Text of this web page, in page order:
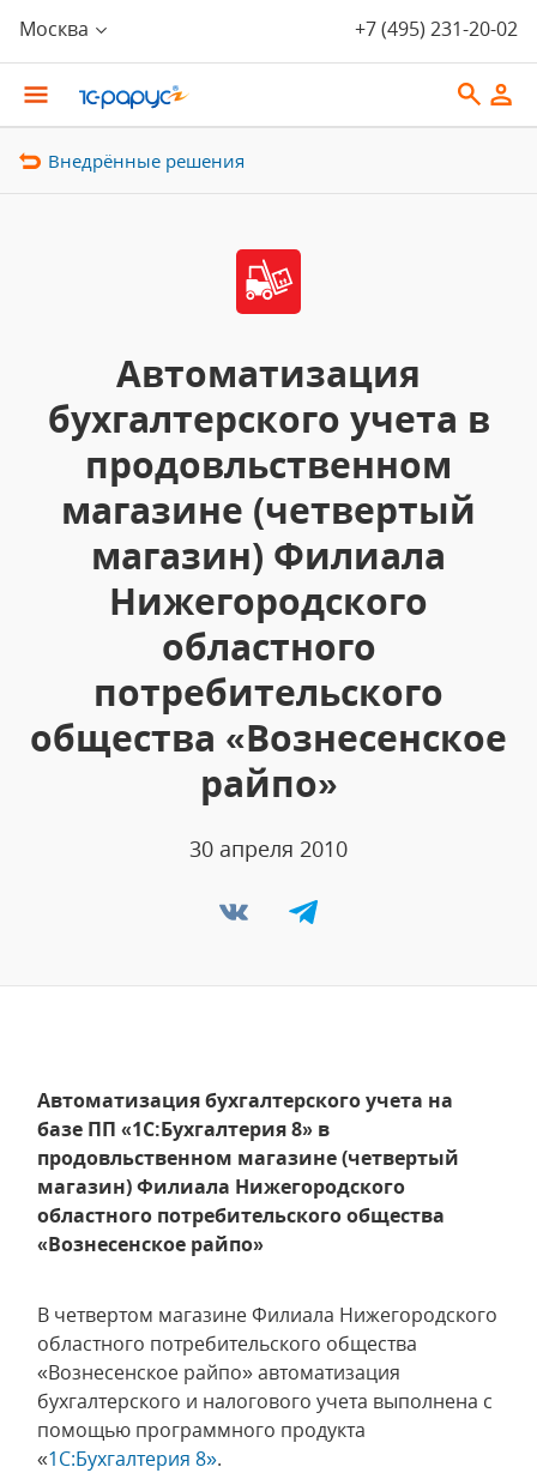
Москва +7 (495) 231-20-02
Внедрённые решения
Автоматизация
бухгалтерского учета в
продовльственном
магазине (четвертый
магазин) Филиала
Нижегородского
областного
потребительского
общества «Вознесенское
райпо»
30 апреля 2010
Автоматизация бухгалтерского учета на
базе ПП «1С:Бухгалтерия 8» в
продовльственном магазине (четвертый
магазин) Филиала Нижегородского
областного потребительского общества
«Вознесенское райпо»
В четвертом магазине Филиала Нижегородского
областного потребительского общества
«Вознесенское райпо» автоматизация
бухгалтерского и налогового учета выполнена с
помощью программного продукта
«1С:Бухгалтерия 8».